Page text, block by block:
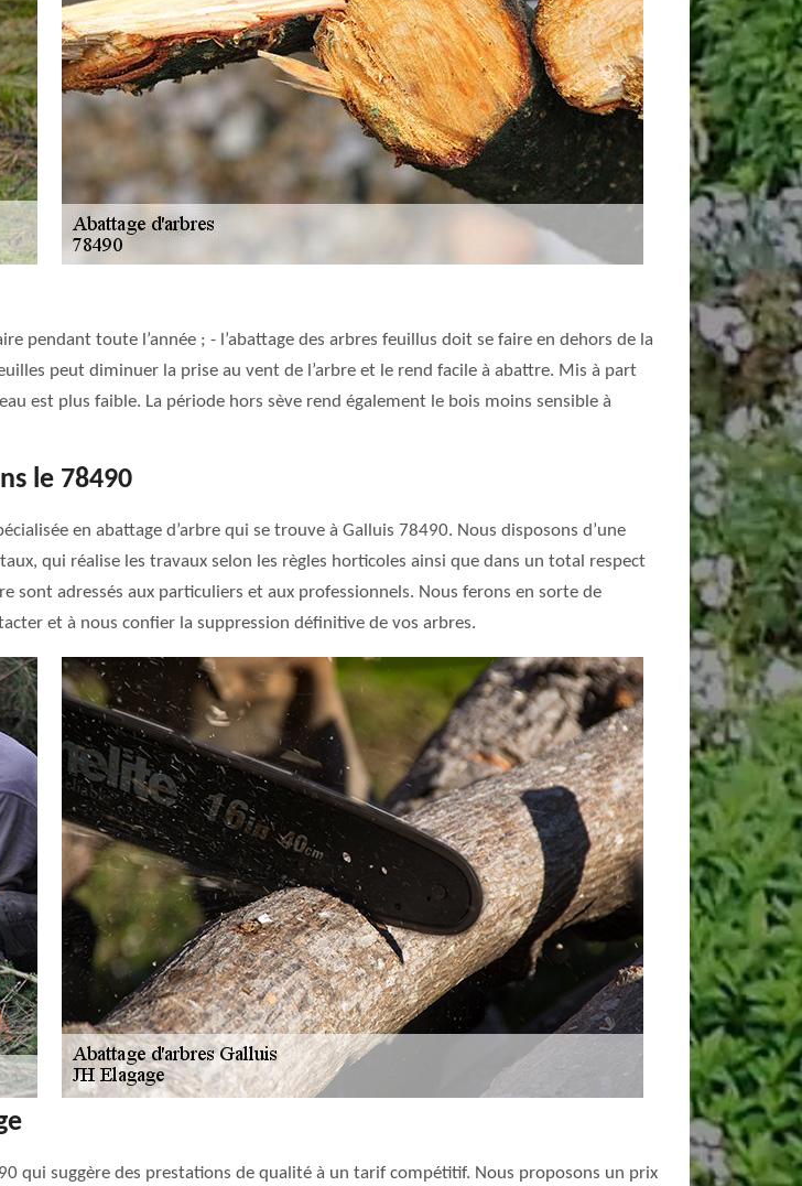
pendant toute l’année ; - l’abattage des arbres feuillus doit se faire en dehors de la
peut diminuer la prise au vent de l’arbre et le rend facile à abattre. Mis à part
est plus faible. La période hors sève rend également le bois moins sensible à
le 78490
en abattage d’arbre qui se trouve à Galluis 78490. Nous disposons d’une
qui réalise les travaux selon les règles horticoles ainsi que dans un total respect
sont adressés aux particuliers et aux professionnels. Nous ferons en sorte de
et à nous confier la suppression définitive de vos arbres.
qui suggère des prestations de qualité à un tarif compétitif. Nous proposons un prix